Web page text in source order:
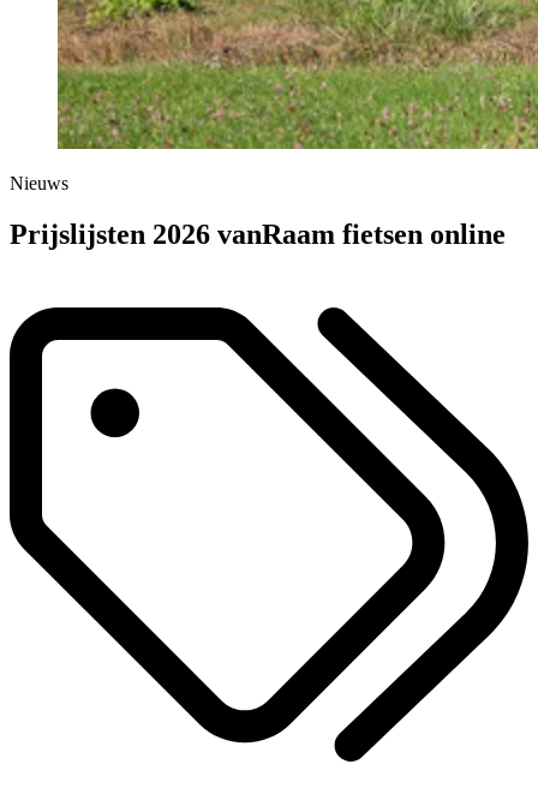
Nieuws
Prijslijsten 2026 vanRaam fietsen online